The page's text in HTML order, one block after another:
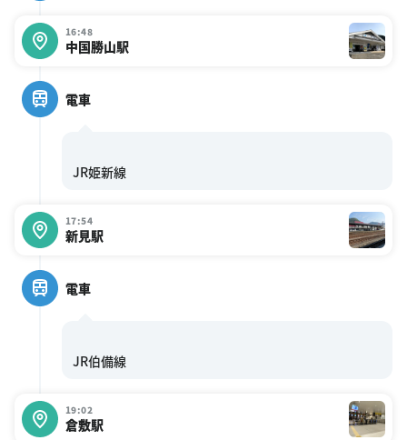
16:48
中国勝山駅
電車
17:54
新見駅
電車
19:02
倉敷駅